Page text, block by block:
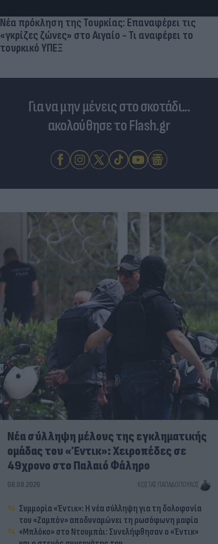
Νέα πρόκληση της Τουρκίας: Επαναφέρει τις
«γκρίζες ζώνες» στο Αιγαίο - Τι αναφέρει το
τουρκικό ΥΠΕΞ
Για να μην μένεις στο σκοτάδι...
ακολούθησε το Flash.gr
Νέα σύλληψη μέλους της εγκληματικής
ομάδας του «Έντικ»: Χειροπέδες σε
49χρονο στο Παλαιό Φάληρο
08.08.2026 ΚΏΣΤΑΣ ΠΑΠΑΔΌΠΟΥΛΟΣ
Συμμορία «Έντικ»: Η νέα σύλληψη για τη δολοφονία
του «Ζαμπόν» αποδυναμώνει τη ρωσόφωνη μαφία
«Μπλόκο» στο Ντουμπάι: Συνελήφθησαν ο «Έντικ»